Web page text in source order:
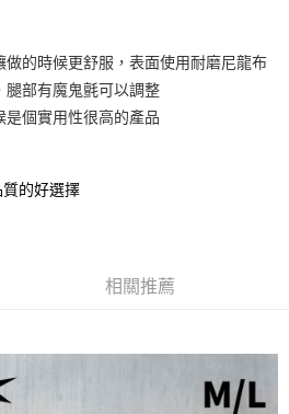
彰化商業銀行
台北富邦商業銀行
兆豐國際商業銀行
遠東國際商業銀行
分期的期數、繳款截止日，確認付款後即完
綁卡、不需儲值。
，再付款。
的時候更舒服，表面使用耐磨尼龍布
腿部有魔鬼氈可以調整
是個實用性很高的產品
的好選擇
相關推薦